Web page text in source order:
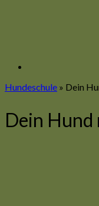
Hundeschule » Dein
Dein Hund